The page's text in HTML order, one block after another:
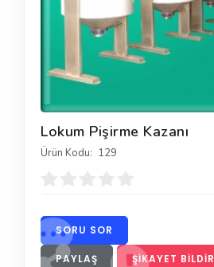
Lokum Pişirme Kazanı
Ürün Kodu: 129
SORU SOR
PAYLAŞ ŞIKAYET BILDIR